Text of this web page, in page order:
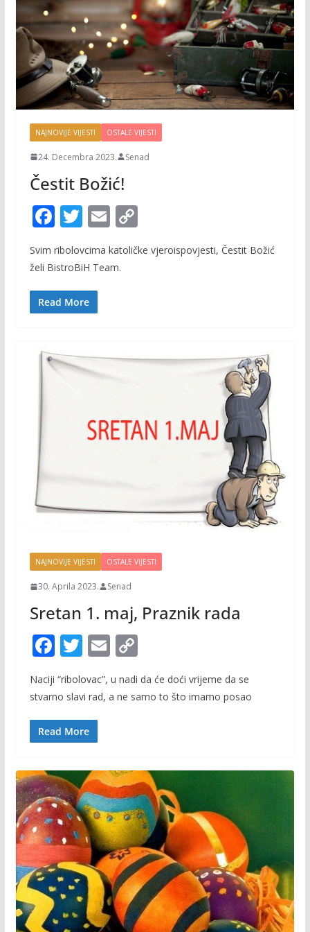
NAJNOVIJE VIJESTI OSTALE VIJESTI
24. Decembra 2023. Senad
Čestit Božić!
F
ac
e
b
o
k
T
itt
er
E
m
ai
C
o
p
Svim ribolovcima katoličke vjeroispovjesti, Čestit Božić
želi BistroBiH Team.
Read More
NAJNOVIJE VIJESTI OSTALE VIJESTI
30. Aprila 2023. Senad
Sretan 1. maj, Praznik rada
F
ac
e
b
o
k
T
itt
er
E
ai
C
o
p
k
Naciji “ribolovac”, u nadi da će doći vrijeme da se
stvarno slavi rad, a ne samo to što imamo posao
Read More